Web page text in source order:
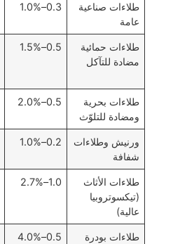
طلاءات صناعية
عامة
0.3–1.0%
طلاءات حمائية
مضادة للتآكل
0.5–1.5%
طلاءات بحرية
ومضادة للتلوّث
0.5–2.0%
ورنيش وطلاءات
شفافة
0.2–1.0%
طلاءات الأثاث
(تيكسوتروبيا
عالية)
1.0–2.7%
طلاءات بودرة 0.5–4.0%